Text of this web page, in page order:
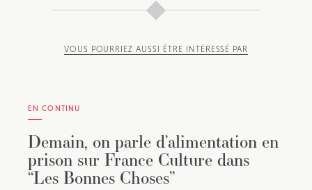
VOUS POURRIEZ AUSSI ÊTRE INTÉRESSÉ PAR
EN CONTINU
Demain, on parle d’alimentation en
prison sur France Culture dans
“Les Bonnes Choses”